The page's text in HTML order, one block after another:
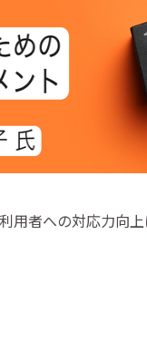
用者への対応力向